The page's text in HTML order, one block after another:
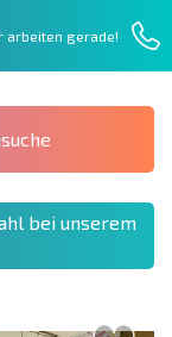
arbeiten gerade!
bei unserem